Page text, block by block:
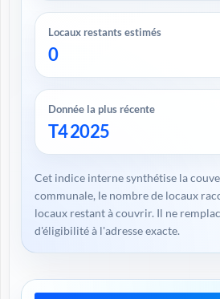
Locaux restants estimés
0
Donnée la plus récente
T4 2025
Cet indice interne synthétise la
communale, le nombre de locaux
locaux restant à couvrir. Il ne
d'éligibilité à l'adresse exacte.